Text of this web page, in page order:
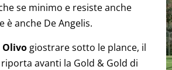
se minimo e resiste anche
è anche De Angelis.
Olivo giostrare sotto le plance, il
avanti la Gold & Gold di